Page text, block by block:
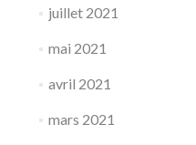
juillet 2021
mai 2021
avril 2021
mars 2021